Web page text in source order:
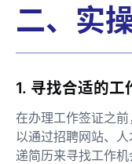
二、实
1. 寻找合适的工
在办理工作签证之
以通过招聘网站、
递简历来寻找工作